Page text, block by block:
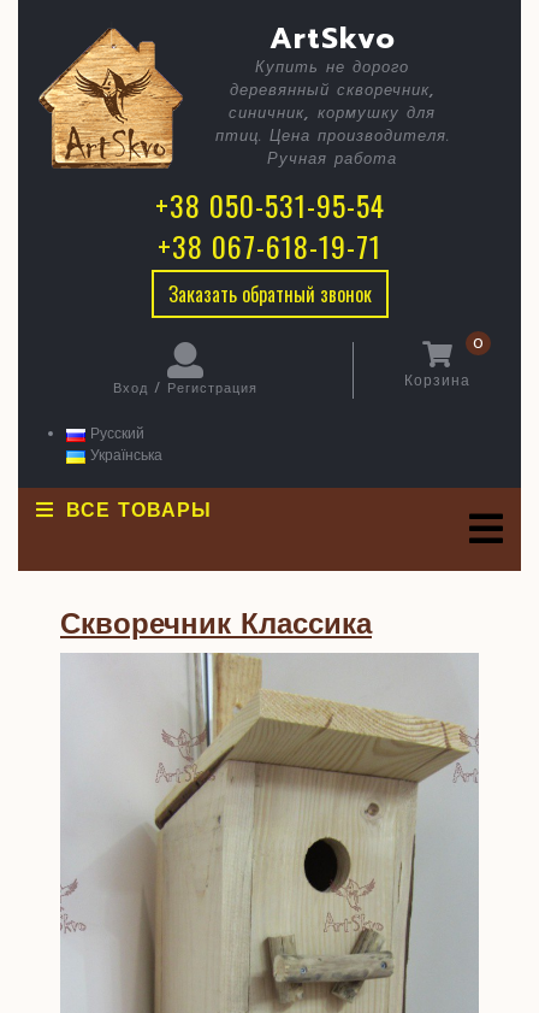
ArtSkvo
Классика
Купить не дорого
деревянный скворечник,
синичник, кормушку для
птиц. Цена производителя.
Ручная работа
+38 050-531-95-54
+38 067-618-19-71
Заказать обратный звонок
Вход / Регистрация
Корзина
0
Русский
Українська
ВСЕ ТОВАРЫ
Скворечник Классика
Классика